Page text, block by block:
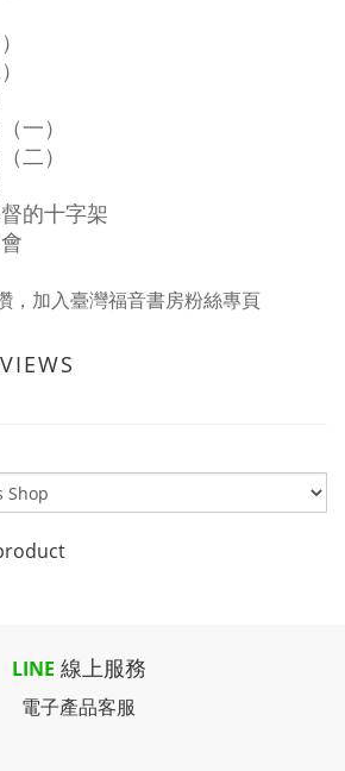
一）
二）
的十字架
，加入臺灣福音書房粉絲專頁
LINE 線上服務
電子產品客服